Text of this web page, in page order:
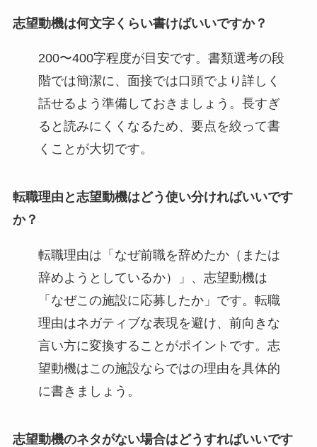
志望動機は何文字くらい書けばいいですか？
200〜400字程度が目安です。書類選考の段
階では簡潔に、面接では口頭でより詳しく
話せるよう準備しておきましょう。長すぎ
ると読みにくくなるため、要点を絞って書
くことが大切です。
転職理由と志望動機はどう使い分ければいいです
か？
転職理由は「なぜ前職を辞めたか（または
辞めようとしているか）」、志望動機は
「なぜこの施設に応募したか」です。転職
理由はネガティブな表現を避け、前向きな
言い方に変換することがポイントです。志
望動機はこの施設ならではの理由を具体的
に書きましょう。
志望動機のネタがない場合はどうすればいいです